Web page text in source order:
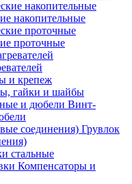
накопительные
проточные
и крепеж
гайки и шайбы
Винт-
Грувлок
стальные
Компенсаторы и